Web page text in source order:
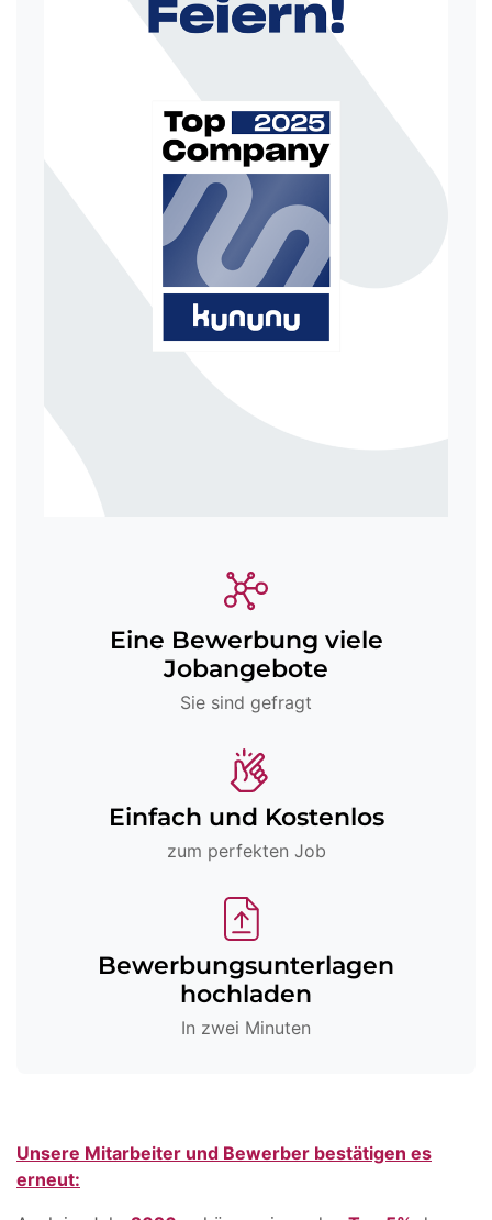
Eine Bewerbung viele
Jobangebote
Sie sind gefragt
Einfach und Kostenlos
zum perfekten Job
Bewerbungsunterlagen
hochladen
In zwei Minuten
Unsere Mitarbeiter und Bewerber bestätigen es
erneut: